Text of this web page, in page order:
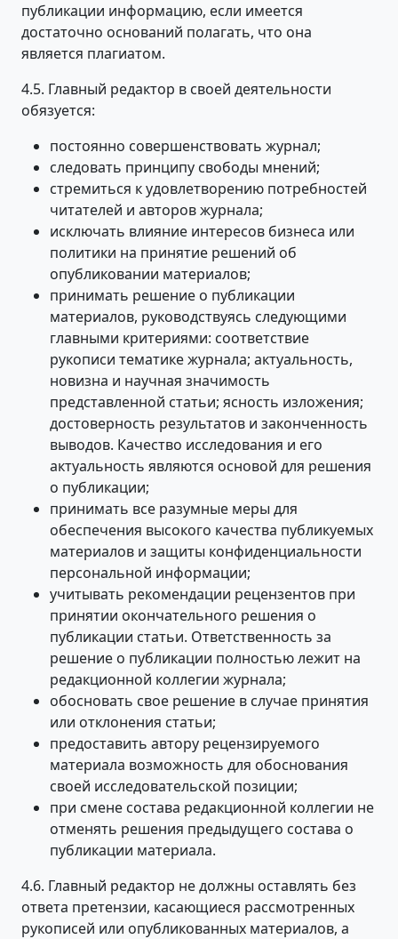
публикации информацию, если имеется
достаточно оснований полагать, что она
является плагиатом.
4.5. Главный редактор в своей деятельности
обязуется:
постоянно совершенствовать журнал;
следовать принципу свободы мнений;
стремиться к удовлетворению потребностей
читателей и авторов журнала;
исключать влияние интересов бизнеса или
политики на принятие решений об
опубликовании материалов;
принимать решение о публикации
материалов, руководствуясь следующими
главными критериями: соответствие
рукописи тематике журнала; актуальность,
новизна и научная значимость
представленной статьи; ясность изложения;
достоверность результатов и законченность
выводов. Качество исследования и его
актуальность являются основой для решения
о публикации;
принимать все разумные меры для
обеспечения высокого качества публикуемых
материалов и защиты конфиденциальности
персональной информации;
учитывать рекомендации рецензентов при
принятии окончательного решения о
публикации статьи. Ответственность за
решение о публикации полностью лежит на
редакционной коллегии журнала;
обосновать свое решение в случае принятия
или отклонения статьи;
предоставить автору рецензируемого
материала возможность для обоснования
своей исследовательской позиции;
при смене состава редакционной коллегии не
отменять решения предыдущего состава о
публикации материала.
4.6. Главный редактор не должны оставлять без
ответа претензии, касающиеся рассмотренных
рукописей или опубликованных материалов, а